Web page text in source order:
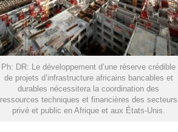
Ph: DR: Le développement d’une réserve crédible
de projets d’infrastructure africains bancables et
durables nécessitera la coordination des
ressources techniques et financières des secteurs
privé et public en Afrique et aux États-Unis.